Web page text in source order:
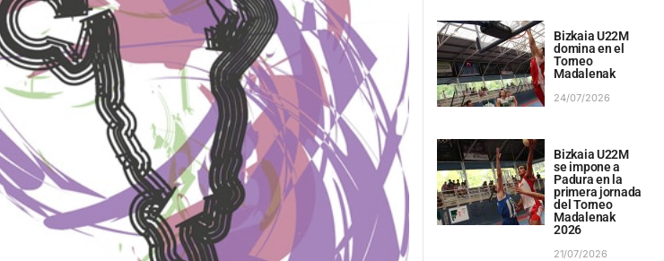
Bizkaia U22M
domina en el
Torneo
Madalenak
24/07/2026
Bizkaia U22M
se impone a
Padura en la
primera jornada
del Torneo
Madalenak
2026
21/07/2026